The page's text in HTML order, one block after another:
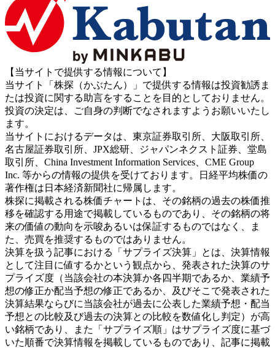
【当サイトで提供する情報について】
当サイト「株探（かぶたん）」で提供する情報は投資勧誘ま
たは投資に関する助言をすることを目的としておりません。
投資の決定は、ご自身の判断でなされますようお願いいたし
ます。
当サイトにおけるデータは、東京証券取引所、大阪取引所、
名古屋証券取引所、JPX総研、ジャパンネクスト証券、堂島
取引所、China Investment Information Services、CME Group
Inc. 等からの情報の提供を受けております。日経平均株価の
著作権は日本経済新聞社に帰属します。
株探に掲載される株価チャートは、その銘柄の過去の株価推
移を確認する用途で掲載しているものであり、その銘柄の将
来の価値の動向を示唆あるいは保証するものではなく、ま
た、売買を推奨するものではありません。
決算を扱う記事における「サプライズ決算」とは、決算情報
として注目に値するかという観点から、発表された決算のサ
プライズ度（当該会社の本決算か各四半期であるか、業績予
想の修正か配当予想の修正であるか、及びそこで発表された
決算結果ならびに当該会社が過去に公表した業績予想・配当
予想との比較及び過去の決算との比較を数値化し判定）が高
い銘柄であり、また「サプライズ順」はサプライズ度に基づ
いた順番で決算情報を掲載しているものであり、記事に掲載